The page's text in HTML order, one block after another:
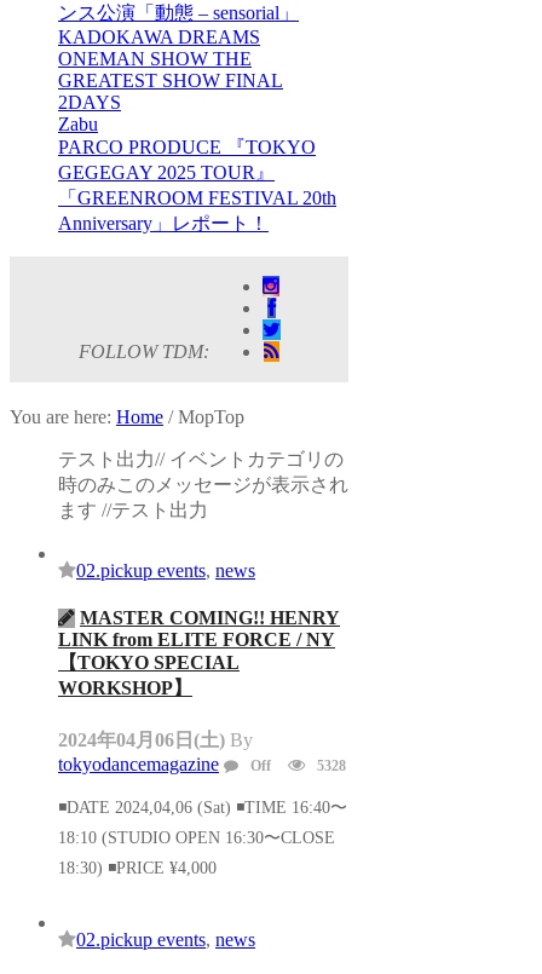
ンス公演「動態 ‒ sensorial」
KADOKAWA DREAMS
ONEMAN SHOW THE
GREATEST SHOW FINAL
2DAYS
Zabu
PARCO PRODUCE 『TOKYO
GEGEGAY 2025 TOUR』
「GREENROOM FESTIVAL 20th
Anniversary」レポート！
FOLLOW TDM:
You are here: Home /MopTop
テスト出力// イベントカテゴリの
時のみこのメッセージが表示され
ます //テスト出力
02.pickup events, news
MASTER COMING!! HENRY
LINK from ELITE FORCE / NY
【TOKYO SPECIAL
WORKSHOP】
2024年04月06日(土) By
tokyodancemagazine
Off 5328
◾️DATE 2024,04,06 (Sat) ◾️TIME 16:40〜
18:10 (STUDIO OPEN 16:30〜CLOSE
18:30) ◾️PRICE ¥4,000
02.pickup events, news